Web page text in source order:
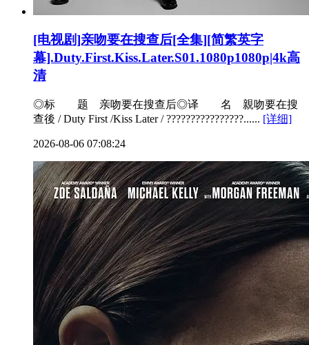
[电视剧]亲吻要在搜查后[全集][简繁英字
幕].Duty.First.Kiss.Later.S01.1080p1080p|4k高
清
◎标 题 亲吻要在搜查后◎译 名 親吻要在搜
查後 / Duty First /Kiss Later / ????????????????...... [详细]
2026-08-06 07:08:24